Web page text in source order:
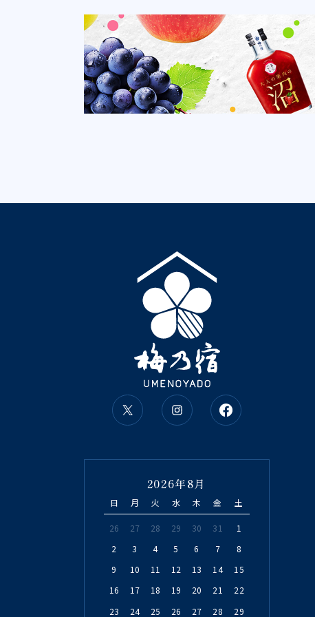
2026年8月
日 月 火 水 木 金 土
26 27 28 29 30 31
1
2
3 4 5 6 7
8
9
10 11 12 13 14
15
16
17 18 19 20 21
22
23
24 25 26 27 28 29